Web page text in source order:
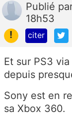
Publié
18h53
!
citer
Et sur PS3
depuis
Sony est en
sa Xbox 360.